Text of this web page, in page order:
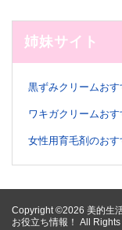
イ
ブ
姉妹サイト
黒ずみクリームおす
ワキガクリームおす
女性用育毛剤のおす
Copyright ©2026 美的生
お役立ち情報！ All